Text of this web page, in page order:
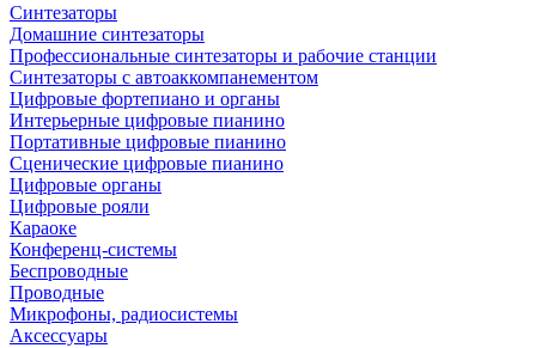
Синтезаторы
Домашние синтезаторы
Профессиональные синтезаторы и рабочие станции
Синтезаторы с автоаккомпанементом
Цифровые фортепиано и органы
Интерьерные цифровые пианино
Портативные цифровые пианино
Сценические цифровые пианино
Цифровые органы
Цифровые рояли
Караоке
Конференц-системы
Беспроводные
Проводные
Микрофоны, радиосистемы
Аксессуары